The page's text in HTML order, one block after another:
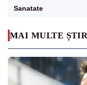
MAI MULTE
Sanatate